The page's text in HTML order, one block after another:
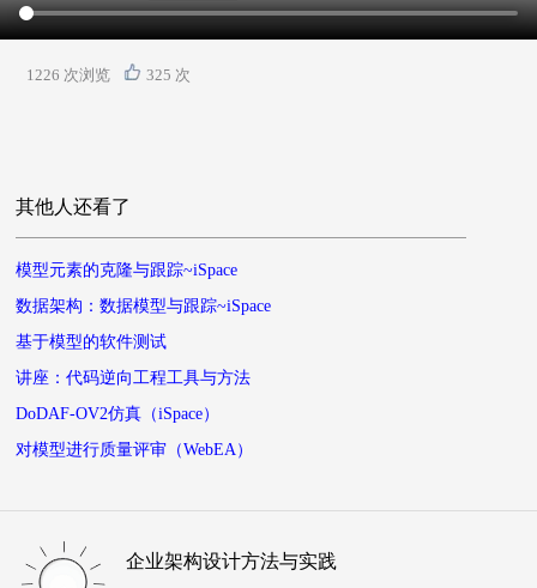
1226 次浏览 325 次
其他人还看了
模型元素的克隆与跟踪~iSpace
数据架构：数据模型与跟踪~iSpace
基于模型的软件测试
讲座：代码逆向工程工具与方法
DoDAF-OV2仿真（iSpace）
对模型进行质量评审（WebEA）